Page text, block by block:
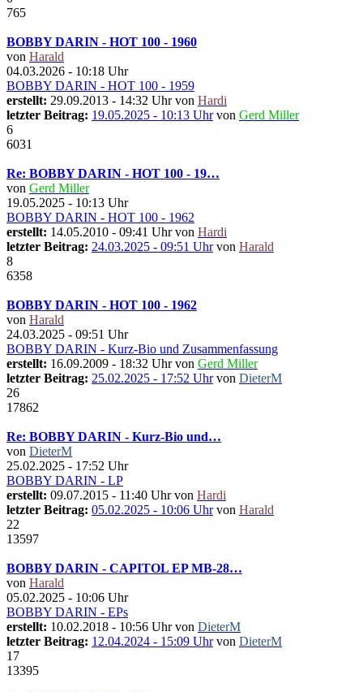
765
BOBBY DARIN - HOT 100 - 1960
von Harald
04.03.2026 - 10:18 Uhr
BOBBY DARIN - HOT 100 - 1959
erstellt: 29.09.2013 - 14:32 Uhr von Hardi
letzter Beitrag: 19.05.2025 - 10:13 Uhrvon Gerd Miller
6
6031
Re: BOBBY DARIN - HOT 100 - 19…
von Gerd Miller
19.05.2025 - 10:13 Uhr
BOBBY DARIN - HOT 100 - 1962
erstellt: 14.05.2010 - 09:41 Uhr von Hardi
letzter Beitrag: 24.03.2025 - 09:51 Uhrvon Harald
8
6358
BOBBY DARIN - HOT 100 - 1962
von Harald
24.03.2025 - 09:51 Uhr
BOBBY DARIN - Kurz-Bio und Zusammenfassung
erstellt: 16.09.2009 - 18:32 Uhr von Gerd Miller
letzter Beitrag: 25.02.2025 - 17:52 Uhrvon DieterM
26
17862
Re: BOBBY DARIN - Kurz-Bio und…
von DieterM
25.02.2025 - 17:52 Uhr
BOBBY DARIN - LP
erstellt: 09.07.2015 - 11:40 Uhr von Hardi
letzter Beitrag: 05.02.2025 - 10:06 Uhrvon Harald
22
13597
BOBBY DARIN - CAPITOL EP MB-28…
von Harald
05.02.2025 - 10:06 Uhr
BOBBY DARIN - EPs
erstellt: 10.02.2018 - 10:56 Uhr von DieterM
letzter Beitrag: 12.04.2024 - 15:09 Uhrvon DieterM
17
13395